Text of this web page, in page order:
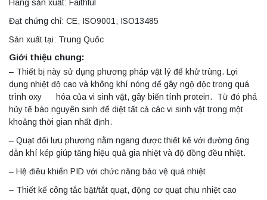
Hãng sản xuất: Faithful
Đạt chứng chỉ: CE, ISO9001, ISO13485
Sản xuất tại: Trung Quốc
Giới thiệu chung:
– Thiết bị này sử dụng phương pháp vật lý để khử trùng. Lợi
dụng nhiệt độ cao và không khí nóng để gây ngộ độc trong quá
trình oxy hóa của vi sinh vật, gây biến tính protein. Từ đó phá
hủy tế bào nguyên sinh để diệt tất cả các vi sinh vật trong một
khoảng thời gian nhất định.
– Quạt đối lưu phương nằm ngang được thiết kế với đường ống
dẫn khí kép giúp tăng hiệu quả gia nhiệt và độ đồng đều nhiệt.
– Hệ điều khiển PID với chức năng bảo vệ quá nhiệt
– Thiết kế công tắc bật/tắt quạt, động cơ quạt chịu nhiệt cao